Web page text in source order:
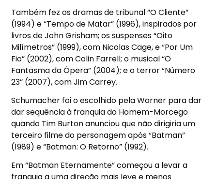
Também fez os dramas de tribunal “O Cliente”
(1994) e “Tempo de Matar” (1996), inspirados por
livros de John Grisham; os suspenses “Oito
Milímetros” (1999), com Nicolas Cage, e “Por Um
Fio” (2002), com Colin Farrell; o musical “O
Fantasma da Ópera” (2004); e o terror “Número
23” (2007), com Jim Carrey.
Schumacher foi o escolhido pela Warner para dar
dar sequência à franquia do Homem-Morcego
quando Tim Burton anunciou que não dirigiria um
terceiro filme do personagem após “Batman”
(1989) e “Batman: O Retorno” (1992).
Em “Batman Eternamente” começou a levar a